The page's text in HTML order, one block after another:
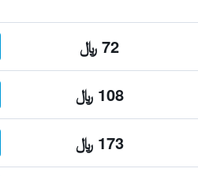
72 ﷼
108 ﷼
173 ﷼